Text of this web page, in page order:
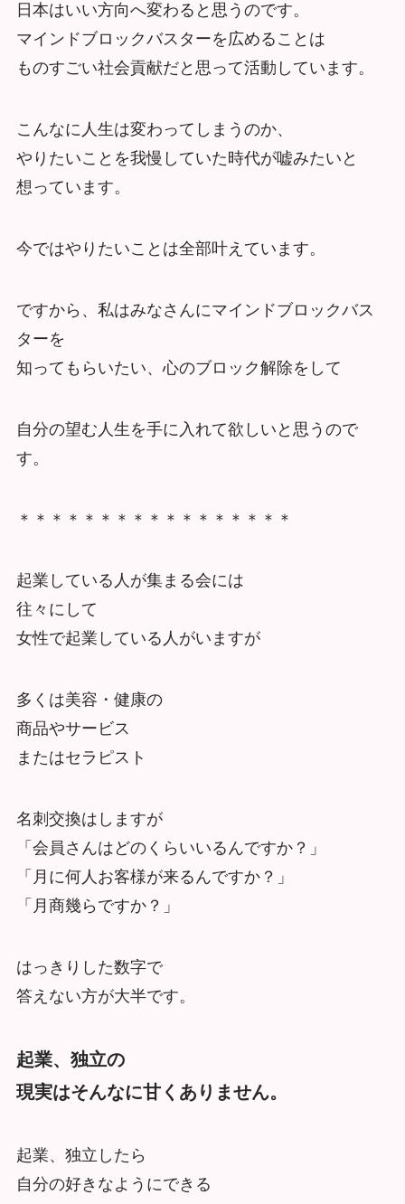
日本はいい方向へ変わると思うのです。
マインドブロックバスターを広めることは
ものすごい社会貢献だと思って活動しています。
こんなに人生は変わってしまうのか、
やりたいことを我慢していた時代が嘘みたいと
想っています。
今ではやりたいことは全部叶えています。
ですから、私はみなさんにマインドブロックバス
ターを
知ってもらいたい、心のブロック解除をして
自分の望む人生を手に入れて欲しいと思うので
す。
＊＊＊＊＊＊＊＊＊＊＊＊＊＊＊＊＊
起業している人が集まる会には
往々にして
女性で起業している人がいますが
多くは美容・健康の
商品やサービス
またはセラピスト
名刺交換はしますが
「会員さんはどのくらいいるんですか？」
「月に何人お客様が来るんですか？」
「月商幾らですか？」
はっきりした数字で
答えない方が大半です。
起業、独立の
現実はそんなに甘くありません。
起業、独立したら
自分の好きなようにできる